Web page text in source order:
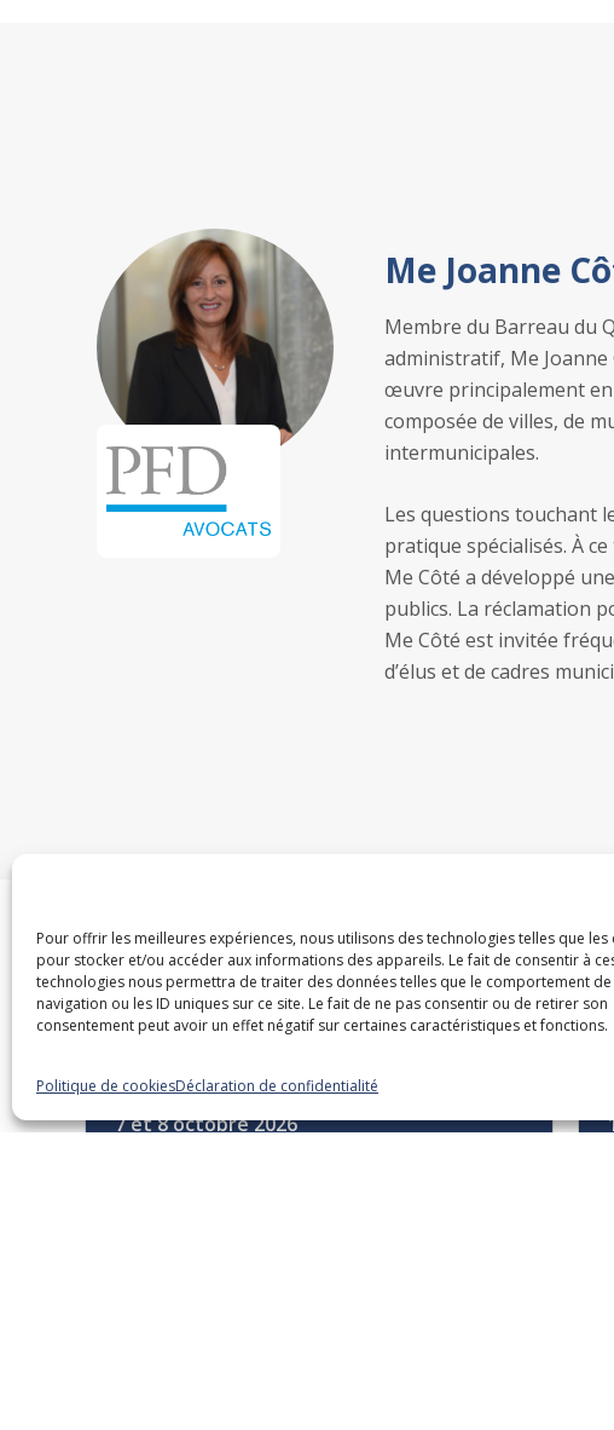
Pour offrir les meilleures expériences, nous utilisons des technologies telles que les
pour stocker et/ou accéder aux informations des appareils. Le fait de consentir à
technologies nous permettra de traiter des données telles que le comportement de
navigation ou les ID uniques sur ce site. Le fait de ne pas consentir ou de retirer son
consentement peut avoir un effet négatif sur certaines caractéristiques et fonctions.
Politique de cookiesDéclaration de confidentialité
Me Joanne
Membre du Barreau du
administratif, Me Joanne
œuvre principalement
composée de villes, de
intermunicipales.
Les questions touchant
pratique spécialisés. À
Me Côté a développé
publics. La réclamation
Me Côté est invitée
d’élus et de cadres
Dans la même
7 et 8 octobre 2026